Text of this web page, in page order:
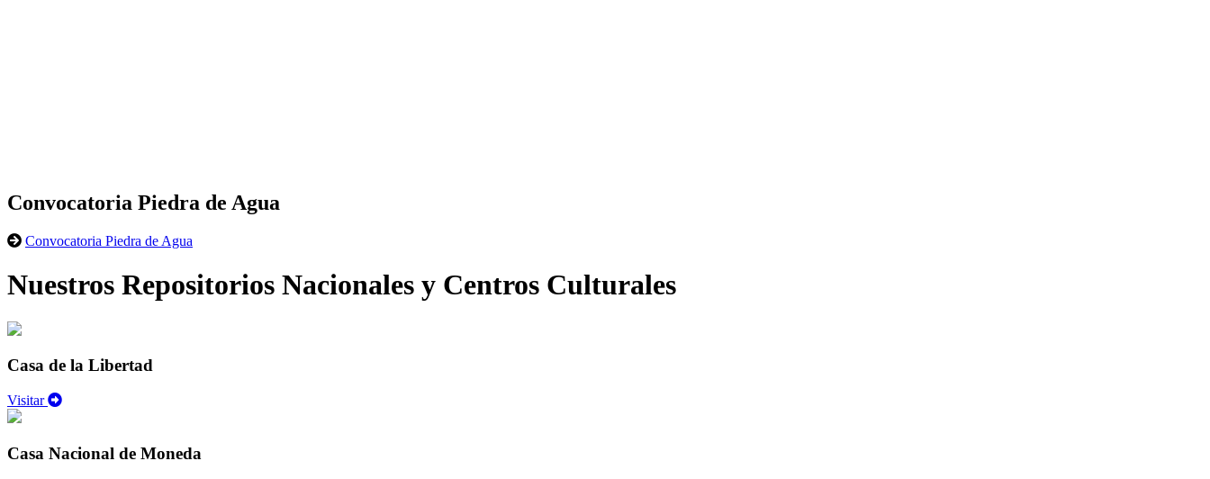
Convocatoria Piedra de Agua
Convocatoria Piedra de Agua
Nuestros Repositorios Nacionales y Centros Culturales
Casa de la Libertad
Visitar
Casa Nacional de Moneda